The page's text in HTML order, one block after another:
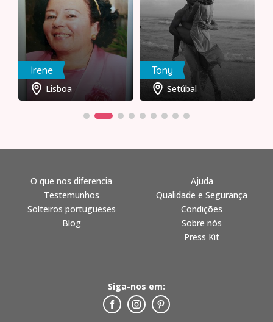
Irene
Lisboa
Tony
Setúbal
O que nos diferencia
Testemunhos
Solteiros portugueses
Blog
Ajuda
Qualidade e Segurança
Condições
Sobre nós
Press Kit
Siga-nos em: